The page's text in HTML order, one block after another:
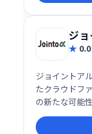
ジ
0.0
ジョイントア
たクラウドフ
の新たな可能
資に参加でき
で、安心・安